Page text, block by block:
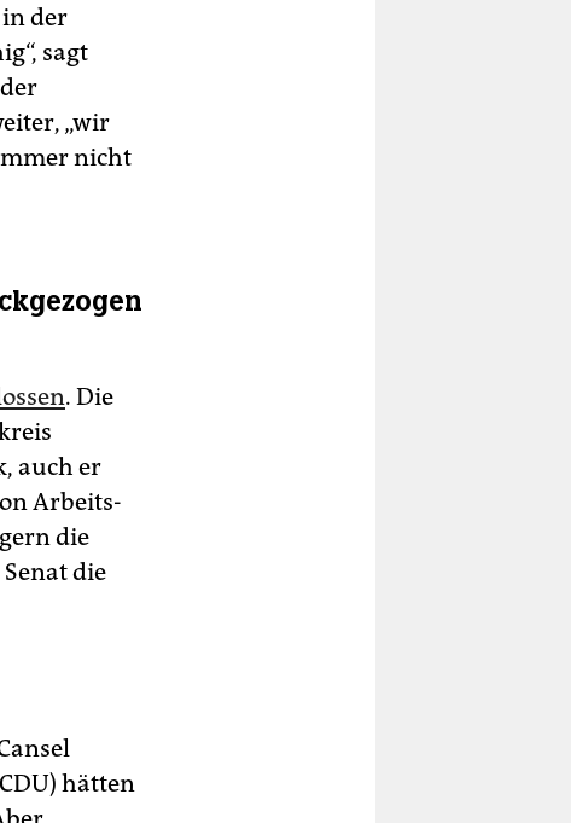
der
sagt
„wir
nicht
. Die
auch er
Arbeits-
die
die
hätten